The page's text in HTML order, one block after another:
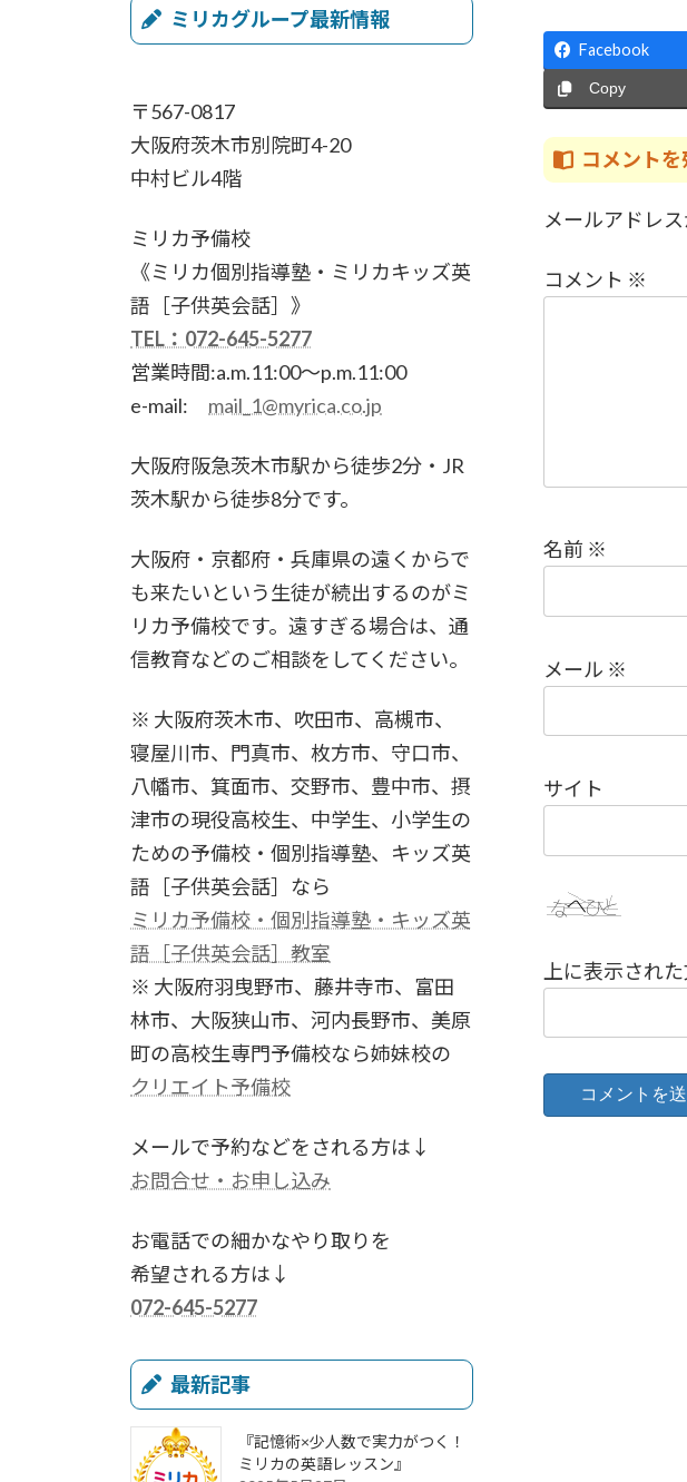
Facebook
Copy
コメントを
メールアドレ
コメント ※
名前 ※
メール ※
サイト
上に表示され
ミリカグループ最新情報
〒567-0817
大阪府茨木市別院町4-20
中村ビル4階
ミリカ予備校
《ミリカ個別指導塾・ミリカキッズ英
語［子供英会話］》
TEL：072-645-5277
営業時間:a.m.11:00～p.m.11:00
e-mail: mail_1@myrica.co.jp
大阪府阪急茨木市駅から徒歩2分・JR
茨木駅から徒歩8分です。
大阪府・京都府・兵庫県の遠くからで
も来たいという生徒が続出するのがミ
リカ予備校です。遠すぎる場合は、通
信教育などのご相談をしてください。
※ 大阪府茨木市、吹田市、高槻市、
寝屋川市、門真市、枚方市、守口市、
八幡市、箕面市、交野市、豊中市、摂
津市の現役高校生、中学生、小学生の
ための予備校・個別指導塾、キッズ英
語［子供英会話］なら
ミリカ予備校・個別指導塾・キッズ英
語［子供英会話］教室
※ 大阪府羽曳野市、藤井寺市、富田
林市、大阪狭山市、河内長野市、美原
町の高校生専門予備校なら姉妹校の
クリエイト予備校
メールで予約などをされる方は↓
お問合せ・お申し込み
お電話での細かなやり取りを
希望される方は↓
072-645-5277
最新記事
『記憶術×少人数で実力がつく！
ミリカの英語レッスン』